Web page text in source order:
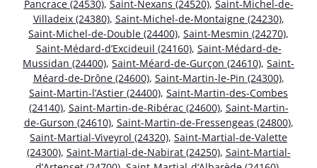
Pancrace (24530), Saint-Nexans (24520), Saint-Michel-de-
Villadeix (24380), Saint-Michel-de-Montaigne (24230),
Saint-Michel-de-Double (24400), Saint-Mesmin (24270),
Saint-Médard-d’Excideuil (24160), Saint-Médard-de-
Mussidan (24400), Saint-Méard-de-Gurçon (24610), Saint-
Méard-de-Drône (24600), Saint-Martin-le-Pin (24300),
Saint-Martin-l’Astier (24400), Saint-Martin-des-Combes
(24140), Saint-Martin-de-Ribérac (24600), Saint-Martin-
de-Gurson (24610), Saint-Martin-de-Fressengeas (24800),
Saint-Martial-Viveyrol (24320), Saint-Martial-de-Valette
(24300), Saint-Martial-de-Nabirat (24250), Saint-Martial-